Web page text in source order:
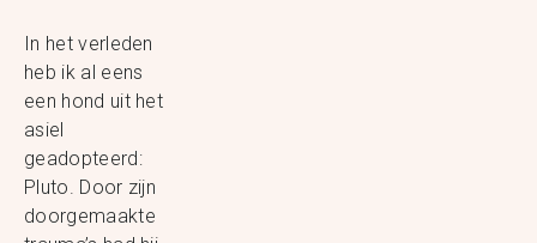
In het verleden
heb ik al eens
een hond uit het
asiel
geadopteerd:
Pluto. Door zijn
doorgemaakte